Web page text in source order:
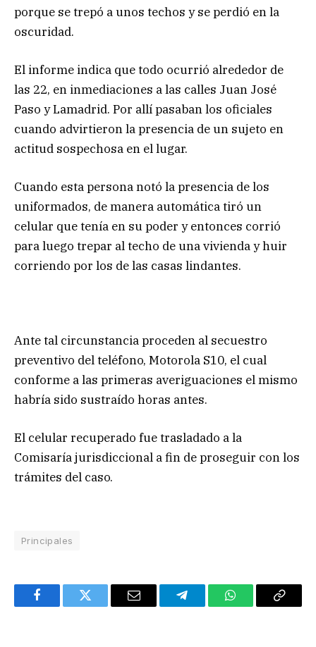
porque se trepó a unos techos y se perdió en la
oscuridad.
El informe indica que todo ocurrió alrededor de
las 22, en inmediaciones a las calles Juan José
Paso y Lamadrid. Por allí pasaban los oficiales
cuando advirtieron la presencia de un sujeto en
actitud sospechosa en el lugar.
Cuando esta persona notó la presencia de los
uniformados, de manera automática tiró un
celular que tenía en su poder y entonces corrió
para luego trepar al techo de una vivienda y huir
corriendo por los de las casas lindantes.
Ante tal circunstancia proceden al secuestro
preventivo del teléfono, Motorola S10, el cual
conforme a las primeras averiguaciones el mismo
habría sido sustraído horas antes.
El celular recuperado fue trasladado a la
Comisaría jurisdiccional a fin de proseguir con los
trámites del caso.
Principales
FacebookTwitter Email TelegramWhatsAppCopy